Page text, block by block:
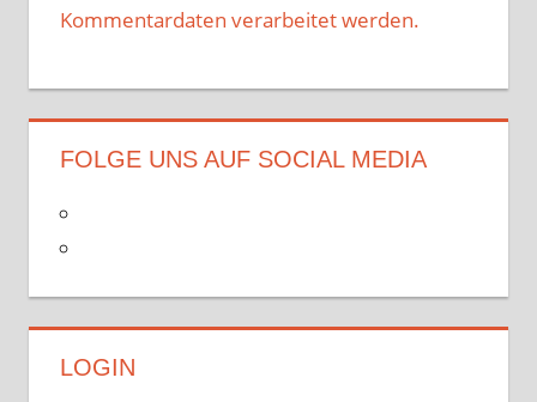
Kommentardaten verarbeitet werden.
FOLGE UNS AUF SOCIAL MEDIA
LOGIN